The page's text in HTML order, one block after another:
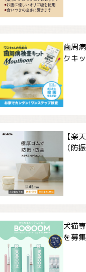
歯周
クキ
【楽
（防
犬猫
を募